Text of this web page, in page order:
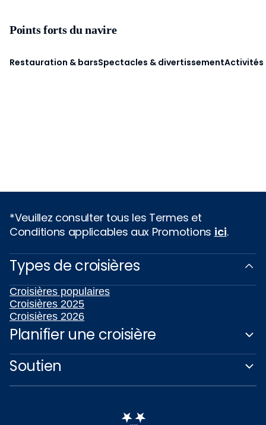
Points forts du navire
Restauration & barsSpectacles & divertissementActivités
*Veuillez consulter tous les Termes et
Conditions applicables aux Promotions ici.
Types de croisières
Croisières populaires
Croisières 2025
Croisières 2026
Planifier une croisière
Soutien